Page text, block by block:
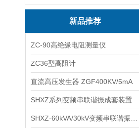
新品推荐
ZC-90高绝缘电阻测量仪
ZC36型高阻计
直流高压发生器 ZGF400KV/5mA
SHXZ系列变频串联谐振成套装置